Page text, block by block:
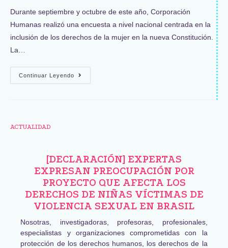
Durante septiembre y octubre de este año, Corporación
Humanas realizó una encuesta a nivel nacional centrada en la
inclusión de los derechos de la mujer en la nueva Constitución.
La…
Continuar Leyendo
ACTUALIDAD
[DECLARACIÓN] EXPERTAS
EXPRESAN PREOCUPACIÓN POR
PROYECTO QUE AFECTA LOS
DERECHOS DE NIÑAS VÍCTIMAS DE
VIOLENCIA SEXUAL EN BRASIL
Nosotras, investigadoras, profesoras, profesionales,
especialistas y organizaciones comprometidas con la
protección de los derechos humanos, los derechos de la